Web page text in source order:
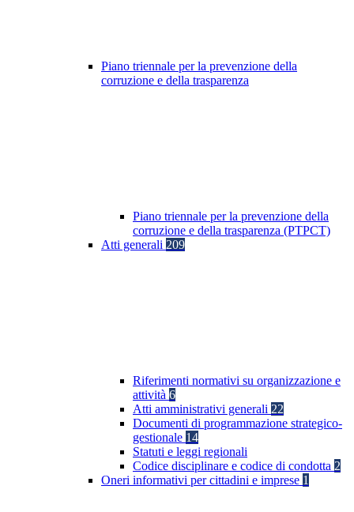
Piano triennale per la prevenzione della
corruzione e della trasparenza
Piano triennale per la prevenzione della
corruzione e della trasparenza (PTPCT)
Atti generali 209
Riferimenti normativi su organizzazione e
attività 6
Atti amministrativi generali 22
Documenti di programmazione strategico-
gestionale 14
Statuti e leggi regionali
Codice disciplinare e codice di condotta 2
Oneri informativi per cittadini e imprese 1